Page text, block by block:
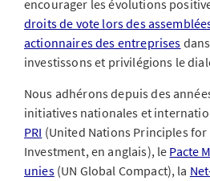
encourager les évolutions
droits de vote lors des
actionnaires des entreprises
investissons et privilégions le
Nous adhérons depuis des
initiatives nationales et
PRI (United Nations Principles
Investment, en anglais), le Pacte
unies(UN Global Compact), la